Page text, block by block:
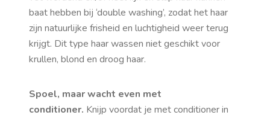
baat hebben bij ‘double washing’, zodat het haar
zijn natuurlijke frisheid en luchtigheid weer terug
krijgt. Dit type haar wassen niet geschikt voor
krullen, blond en droog haar.
Spoel, maar wacht even met
conditioner. Knijp voordat je met conditioner in